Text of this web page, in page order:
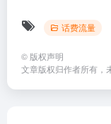
话费流量
© 版权声明
文章版权归作者所有，